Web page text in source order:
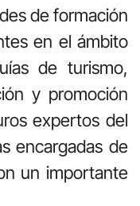
de formación
en el ámbito
de turismo,
y promoción
expertos del
encargadas de
un importante